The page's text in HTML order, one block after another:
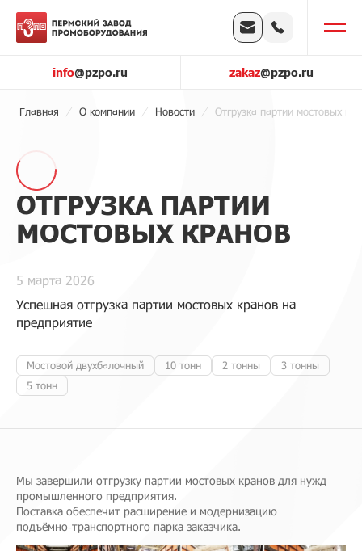
info@pzpo.ru zakaz@pzpo.ru
Главная О компании Новости Отгрузка партии мостовых
ОТГРУЗКА ПАРТИИ
МОСТОВЫХ КРАНОВ
5 марта 2026
Успешная отгрузка партии мостовых кранов на
предприятие
Мостовой двухбалочный 10 тонн 2 тонны
3 тонны
5 тонн
Мы завершили отгрузку партии мостовых кранов для нужд
промышленного предприятия.
Поставка обеспечит расширение и модернизацию
подъёмно‑транспортного парка заказчика.